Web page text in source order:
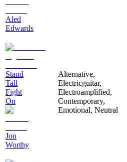
Aled
Edwards
Stand
Tall
Fight
On
Jon
Worthy
Alternative,
Electricguitar,
Electroamplified,
Contemporary,
Emotional, Neutral